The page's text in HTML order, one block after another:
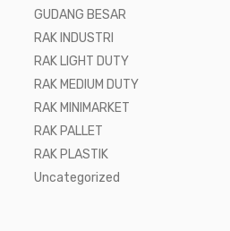
GUDANG BESAR
RAK INDUSTRI
RAK LIGHT DUTY
RAK MEDIUM DUTY
RAK MINIMARKET
RAK PALLET
RAK PLASTIK
Uncategorized